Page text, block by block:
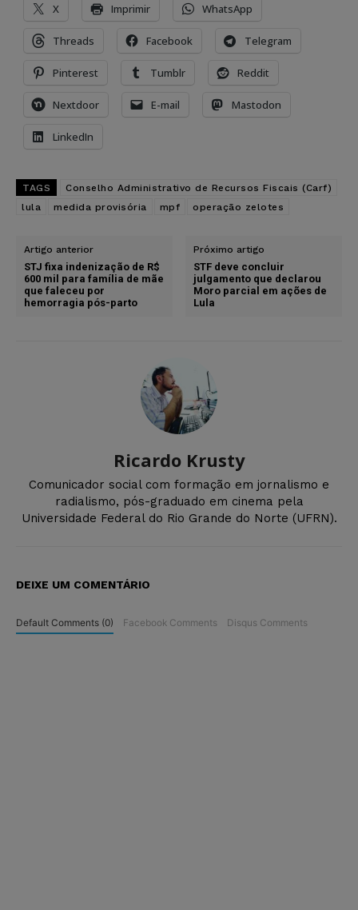
X Imprimir WhatsApp
Threads Facebook Telegram
Pinterest Tumblr Reddit
Nextdoor E-mail Mastodon
LinkedIn
TAGS
Conselho Administrativo de Recursos Fiscais (Carf)
lula
medida provisória mpf operação zelotes
Artigo anterior
STJ fixa indenização de R$
600 mil para família de mãe
que faleceu por
hemorragia pós-parto
Próximo artigo
STF deve concluir
julgamento que declarou
Moro parcial em ações de
Lula
Ricardo Krusty
Comunicador social com formação em jornalismo e
radialismo, pós-graduado em cinema pela
Universidade Federal do Rio Grande do Norte (UFRN).
DEIXE UM COMENTÁRIO
Default Comments (0) Facebook Comments Disqus Comments